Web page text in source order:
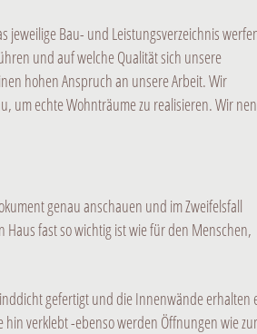
jeweilige Bau- und Leistungsverzeichnis
und auf welche Qualität sich unsere
hohen Anspruch an unsere Arbeit. Wir
um echte Wohnträume zu realisieren. Wir
genau anschauen und im Zweifelsfall
fast so wichtig ist wie für den Menschen,
gefertigt und die Innenwände erhalten
verklebt -ebenso werden Öffnungen wie